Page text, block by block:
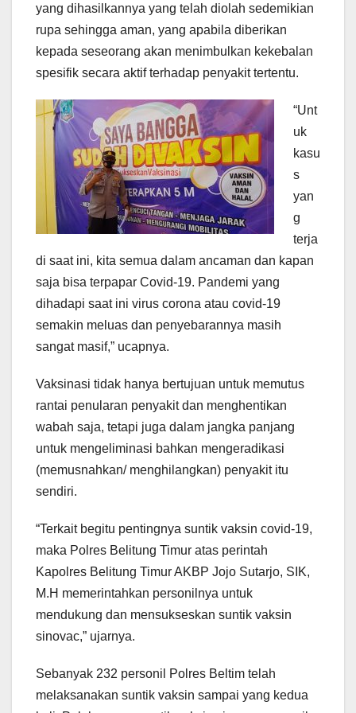
yang dihasilkannya yang telah diolah sedemikian
rupa sehingga aman, yang apabila diberikan
kepada seseorang akan menimbulkan kekebalan
spesifik secara aktif terhadap penyakit tertentu.
“Unt
uk
kasu
s
yan
g
terja
di saat ini, kita semua dalam ancaman dan kapan
saja bisa terpapar Covid-19. Pandemi yang
dihadapi saat ini virus corona atau covid-19
semakin meluas dan penyebarannya masih
sangat masif,” ucapnya.
Vaksinasi tidak hanya bertujuan untuk memutus
rantai penularan penyakit dan menghentikan
wabah saja, tetapi juga dalam jangka panjang
untuk mengeliminasi bahkan mengeradikasi
(memusnahkan/ menghilangkan) penyakit itu
sendiri.
“Terkait begitu pentingnya suntik vaksin covid-19,
maka Polres Belitung Timur atas perintah
Kapolres Belitung Timur AKBP Jojo Sutarjo, SIK,
M.H memerintahkan personilnya untuk
mendukung dan mensukseskan suntik vaksin
sinovac,” ujarnya.
Sebanyak 232 personil Polres Beltim telah
melaksanakan suntik vaksin sampai yang kedua